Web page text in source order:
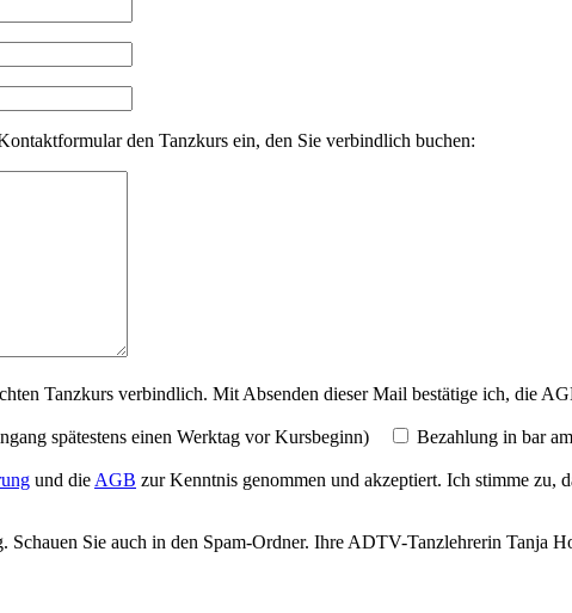
den Tanzkurs ein, den Sie verbindlich buchen:
Tanzkurs verbindlich. Mit Absenden dieser Mail bestätige ich, die
spätestens einen Werktag vor Kursbeginn) Bezahlung in bar
und die AGB zur Kenntnis genommen und akzeptiert. Ich stimme zu,
Schauen Sie auch in den Spam-Ordner. Ihre ADTV-Tanzlehrerin Tanja